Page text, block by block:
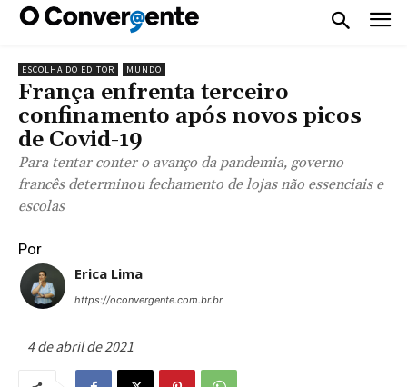
ESCOLHA DO EDITOR MUNDO
França enfrenta terceiro
confinamento após novos picos
de Covid-19
Para tentar conter o avanço da pandemia, governo
francês determinou fechamento de lojas não essenciais e
escolas
Por
Erica Lima
https://oconvergente.com.br.br
4 de abril de 2021